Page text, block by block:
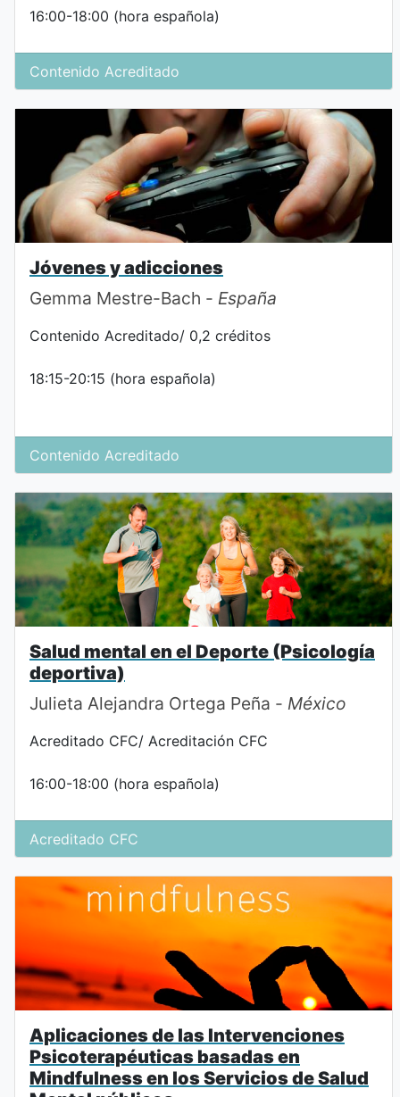
16:00-18:00 (hora española)
Contenido Acreditado
Jóvenes y adicciones
Gemma Mestre-Bach - España
Contenido Acreditado/ 0,2 créditos
18:15-20:15 (hora española)
Contenido Acreditado
Salud mental en el Deporte (Psicología
deportiva)
Julieta Alejandra Ortega Peña - México
Acreditado CFC/ Acreditación CFC
16:00-18:00 (hora española)
Acreditado CFC
Aplicaciones de las Intervenciones
Psicoterapéuticas basadas en
Mindfulness en los Servicios de Salud